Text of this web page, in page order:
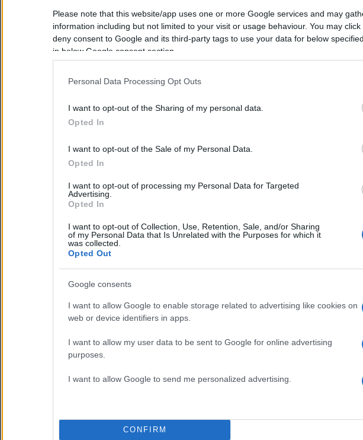
Please note that this website/app uses one or more Google services and may
information including but not limited to your visit or usage behaviour. You may
deny consent to Google and its third-party tags to use your data for below
in below Google consent section.
Personal Data Processing Opt Outs
I want to opt-out of the Sharing of my personal data.
Opted In
I want to opt-out of the Sale of my Personal Data.
Opted In
I want to opt-out of processing my Personal Data for Targeted
Advertising.
Opted In
I want to opt-out of Collection, Use, Retention, Sale, and/or Sharing
of my Personal Data that Is Unrelated with the Purposes for which it
was collected.
Opted Out
Google consents
I want to allow Google to enable storage related to advertising like cookies on
web or device identifiers in apps.
I want to allow my user data to be sent to Google for online advertising
purposes.
I want to allow Google to send me personalized advertising.
CONFIRM
ΔΙΑΦΗΜΙΣΗ